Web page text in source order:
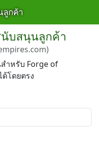
ลูกค้า
นับสนุนลูกค้า
ำหรับ Forge of
โดยตรง